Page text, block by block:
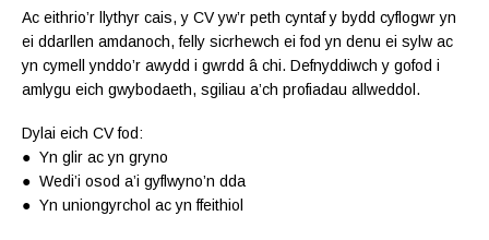
Ac eithrio’r llythyr cais, y CV yw’r peth cyntaf y bydd cyflogwr yn
ei ddarllen amdanoch, felly sicrhewch ei fod yn denu ei sylw ac
yn cymell ynddo’r awydd i gwrdd â chi. Defnyddiwch y gofod i
amlygu eich gwybodaeth, sgiliau a’ch profiadau allweddol.
Dylai eich CV fod:
● Yn glir ac yn gryno
● Wedi’i osod a’i gyflwyno’n dda
● Yn uniongyrchol ac yn ffeithiol